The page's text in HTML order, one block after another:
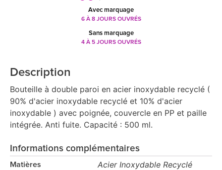
Avec marquage
6 À 8 JOURS OUVRÉS
Sans marquage
4 À 5 JOURS OUVRÉS
Description
Bouteille à double paroi en acier inoxydable recyclé (
90% d'acier inoxydable recyclé et 10% d'acier
inoxydable ) avec poignée, couvercle en PP et paille
intégrée. Anti fuite. Capacité : 500 ml.
Informations complémentaires
Matières Acier Inoxydable Recyclé